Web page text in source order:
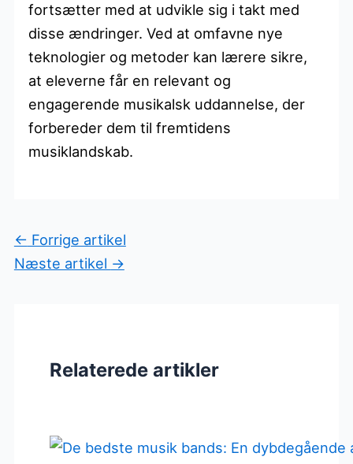
fortsætter med at udvikle sig i takt med
disse ændringer. Ved at omfavne nye
teknologier og metoder kan lærere sikre,
at eleverne får en relevant og
engagerende musikalsk uddannelse, der
forbereder dem til fremtidens
musiklandskab.
← Forrige artikel
Næste artikel →
Relaterede artikler